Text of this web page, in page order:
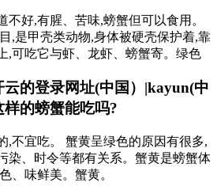
不好,有腥、苦味,螃蟹但可以食用。
,是甲壳类动物,身体被硬壳保护着,靠
,可吃它与虾、龙虾、螃蟹寄。绿色
的登录网址(中国）|kayun(中
的螃蟹能吃吗?
,不宜吃。 蟹黄呈绿色的原因有很多,
染、时令等都有关系。蟹黄是螃蟹体
、味鲜美。蟹黄。